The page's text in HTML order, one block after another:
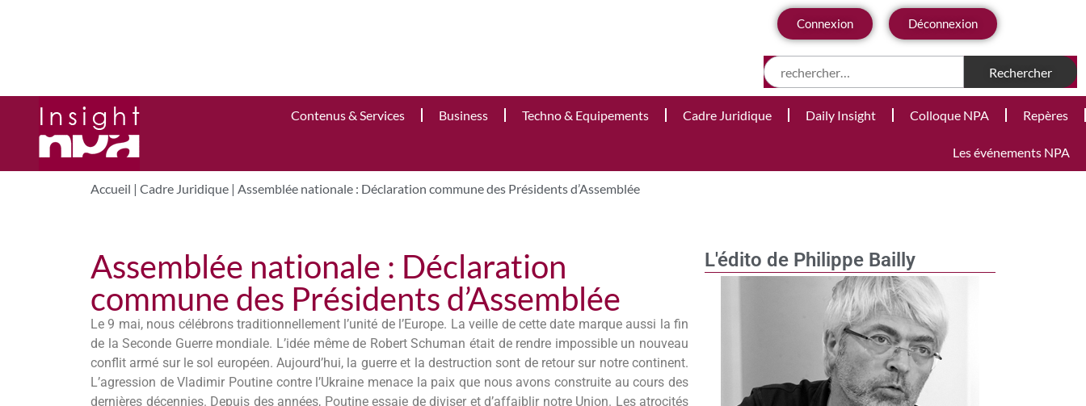
Connexion Déconnexion
Contenus & Services Business Techno & Equipements Cadre Juridique Daily Insight Colloque NPA Repères
Les événements NPA
Accueil | Cadre Juridique | Assemblée nationale : Déclaration commune des Présidents d’Assemblée
L'édito de Philippe Bailly
Assemblée nationale : Déclaration
commune des Présidents d’Assemblée
Le 9 mai, nous célébrons traditionnellement l’unité de l’Europe. La veille de cette date marque aussi la fin
de la Seconde Guerre mondiale. L’idée même de Robert Schuman était de rendre impossible un nouveau
conflit armé sur le sol européen. Aujourd’hui, la guerre et la destruction sont de retour sur notre continent.
L’agression de Vladimir Poutine contre l’Ukraine menace la paix que nous avons construite au cours des
dernières décennies. Depuis des années, Poutine essaie de diviser et d’affaiblir notre Union. Les atrocités